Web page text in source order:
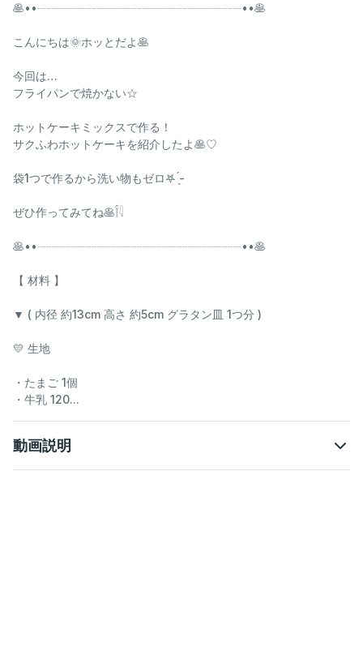
🥞••┈┈┈┈┈┈┈┈┈┈┈┈┈┈┈┈┈┈••🥞
こんにちは🌞ホッとだよ🥞
今回は…
フライパンで焼かない☆
ホットケーキミックスで作る！
サクふわホットケーキを紹介したよ🥞♡
袋1つで作るから洗い物もゼロ‎𖤐 ̖́-‬
ぜひ作ってみてね🥞𓌉𓇋
🥞••┈┈┈┈┈┈┈┈┈┈┈┈┈┈┈┈┈┈••🥞
【 材料 】
▼ ( 内径 約13cm 高さ 約5cm グラタン皿 1つ分 )
💛 生地
・たまご 1個
・牛乳 120...
動画説明